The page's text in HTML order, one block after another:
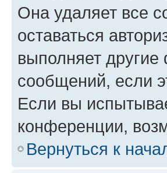
Она удаляет все
оставаться
выполняет
сообщений, если
Если вы
конференции,
Вернуться к